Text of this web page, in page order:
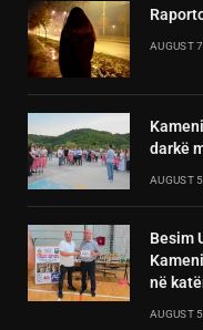
AUGUST
darkë
AUGUST
Besim
në
AUGUST